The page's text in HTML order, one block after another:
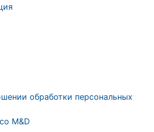
обработки персональных
M&D